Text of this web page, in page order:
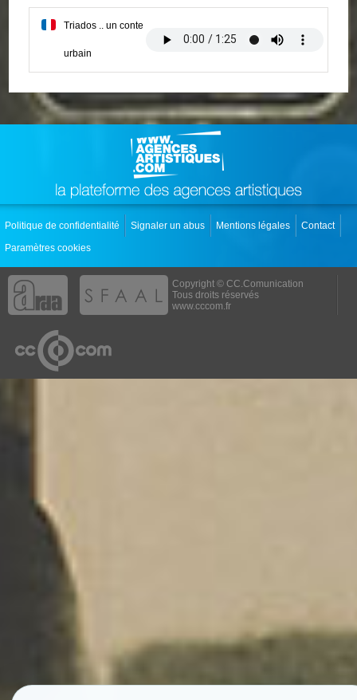
Triados .. un conte
urbain
Politique de confidentialité Signaler un abus Mentions légales
Contact
Paramètres cookies
Copyright © CC.Comunication
Tous droits réservés
www.cccom.fr